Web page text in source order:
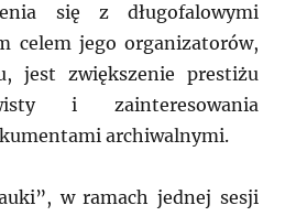
się z długofalowymi
celem jego organizatorów,
jest zwiększenie prestiżu
i zainteresowania
archiwalnymi.
w ramach jednej sesji